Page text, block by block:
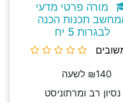
מורה פרטי מדעי
תכנות הכנה
לבגרות 5 יח
₪140 לשעה
רב ומרתוניסט